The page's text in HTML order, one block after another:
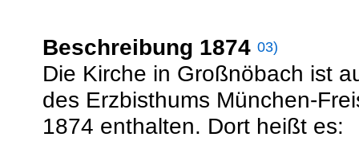
Beschreibung 1874 03)
Die Kirche in Großnöbach ist
des Erzbisthums München-
1874 enthalten. Dort heißt es: